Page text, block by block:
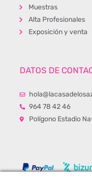
Muestras
Alta Profesionales
Exposición y venta
DATOS DE
964 78 42 46
Polígono Estadio